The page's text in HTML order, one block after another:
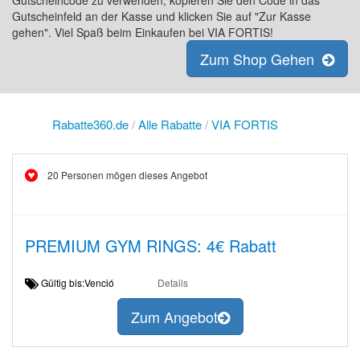
Gutscheinfeld an der Kasse und klicken Sie auf "Zur Kasse
gehen". Viel Spaß beim Einkaufen bei VIA FORTIS!
Zum Shop Gehen
Rabatte360.de/Alle Rabatte/VIA FORTIS
20 Personen mögen dieses Angebot
PREMIUM GYM RINGS: 4€ Rabatt
Gültig bis:Venció Details
Zum Angebot